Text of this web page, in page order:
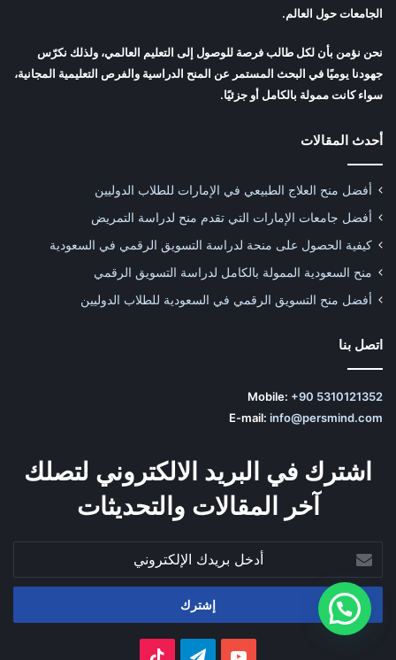
الجامعات حول العالم.
نحن نؤمن بأن لكل طالب فرصة للوصول إلى التعليم العالمي، ولذلك نكرّس
جهودنا يوميًا في البحث المستمر عن المنح الدراسية والفرص التعليمية المجانية،
سواء كانت ممولة بالكامل أو جزئيًا.
أحدث المقالات
أفضل منح العلاج الطبيعي في الإمارات للطلاب الدوليين
أفضل جامعات الإمارات التي تقدم منح لدراسة التمريض
كيفية الحصول على منحة لدراسة التسويق الرقمي في السعودية
منح السعودية الممولة بالكامل لدراسة التسويق الرقمي
أفضل منح التسويق الرقمي في السعودية للطلاب الدوليين
اتصل بنا
Mobile: +90 5310121352
E-mail: info@persmind.com
اشترك في البريد الالكتروني لتصلك
آخر المقالات والتحديثات
بريدك
الإلكتروني
‫YouTubeتيلقرام